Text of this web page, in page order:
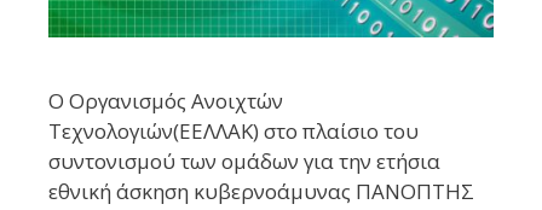
Ο Οργανισμός Ανοιχτών
Τεχνολογιών(ΕΕΛΛΑΚ) στο πλαίσιο του
συντονισμού των ομάδων για την ετήσια
εθνική άσκηση κυβερνοάμυνας ΠΑΝΟΠΤΗΣ